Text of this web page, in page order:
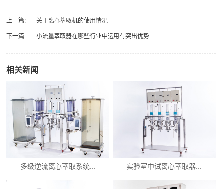
上一篇: 关于离心萃取机的使用情况
下一篇: 小流量萃取器在哪些行业中运用有突出优势
相关新闻
多级逆流离心萃取系统... 实验室中试离心萃取器...